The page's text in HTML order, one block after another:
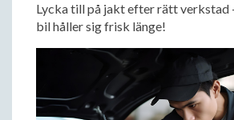
Lycka till på jakt efter rätt verkstad
bil håller sig frisk länge!